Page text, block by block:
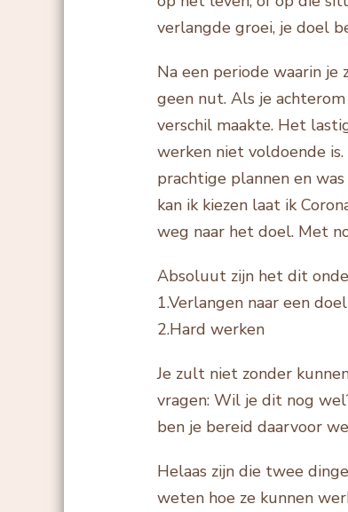
verlangde groei, je doel
Na een periode waarin
geen nut. Als je
verschil maakte. Het
werken niet voldoende
prachtige plannen en
kan ik kiezen laat ik
weg naar het doel. Met
Absoluut zijn het dit
1.Verlangen naar een doel
2.Hard werken
Je zult niet zonder
vragen: Wil je dit nog
ben je bereid daarvoor
Helaas zijn die twee
weten hoe ze kunnen